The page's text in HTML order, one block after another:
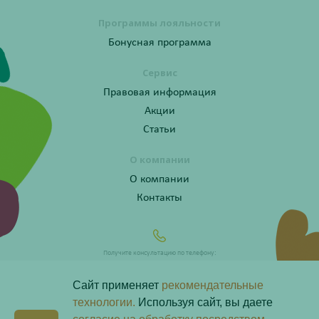
Программы лояльности
Бонусная программа
Сервис
Правовая информация
Акции
Статьи
О компании
О компании
Контакты
Получите консультацию по телефону:
Сайт применяет рекомендательные
технологии. Используя сайт, вы даете